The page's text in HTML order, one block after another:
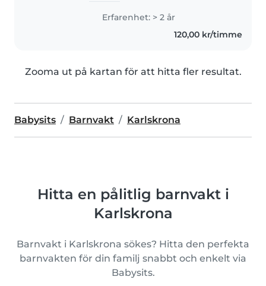
Erfarenhet: > 2 år
120,00 kr/timme
Zooma ut på kartan för att hitta fler resultat.
Babysits Barnvakt Karlskrona
Hitta en pålitlig barnvakt i
Karlskrona
Barnvakt i Karlskrona sökes? Hitta den perfekta
barnvakten för din familj snabbt och enkelt via
Babysits.